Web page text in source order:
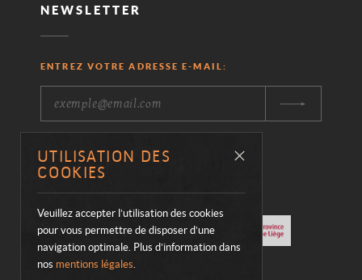
UTILISATION DES
COOKIES
Veuillez accepter l’utilisation des cookies
pour vous permettre de disposer d’une
navigation optimale. Plus d’information dans
nos mentions légales.
NEWSLETTER
ENTREZ VOTRE ADRESSE E-MAIL:
NOS PARTENAIRES